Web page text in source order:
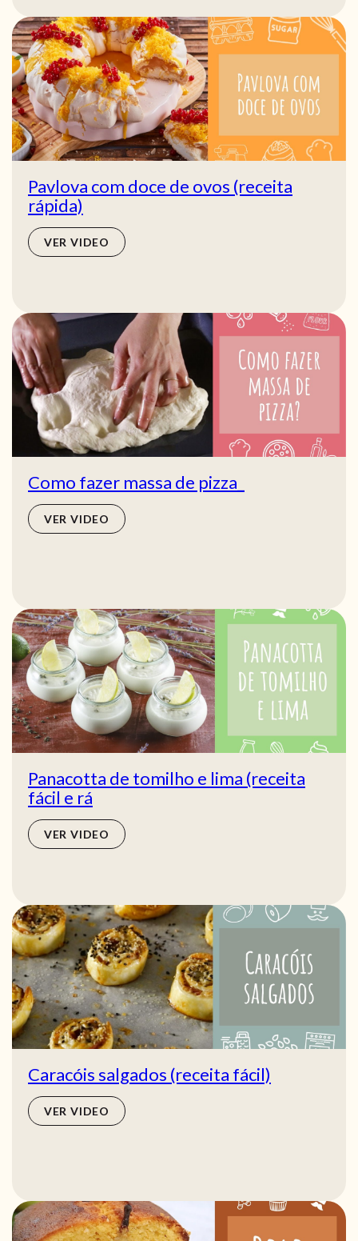
Pavlova com doce de ovos (receita
rápida)
VER VIDEO
Como fazer massa de pizza_
VER VIDEO
Panacotta de tomilho e lima (receita
fácil e rá
VER VIDEO
Caracóis salgados (receita fácil)
VER VIDEO